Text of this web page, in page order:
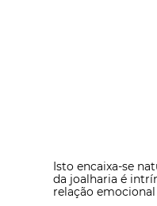
Isto encaixa-se
da joalharia é
relação